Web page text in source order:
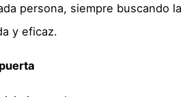
persona, siempre buscando la
y eficaz.